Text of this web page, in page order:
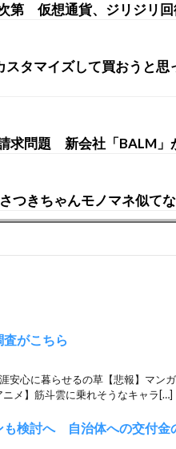
第 仮想通貨、ジリジリ回
スタマイズして買おうと
求問題 新会社「BALM
つきちゃんモノマネ似て
がこちら
安心に暮らせるの草【悲報】マン
ニメ】筋斗雲に乗れそうなキャラ[…]
も検討へ 自治体への交付金